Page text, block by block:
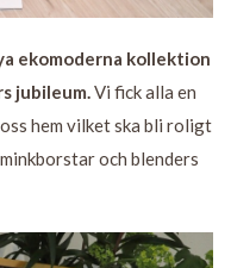
ekomoderna kollektion
jubileum.Vi fick alla en
hem vilket ska bli roligt
och blenders